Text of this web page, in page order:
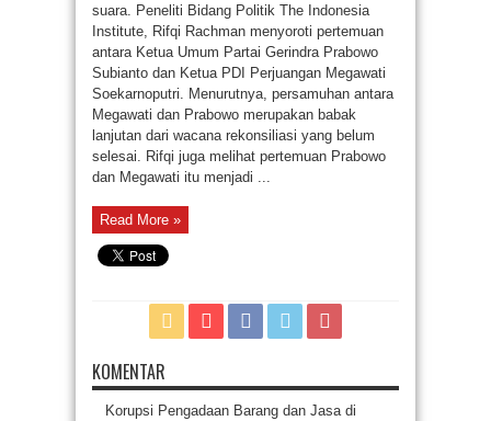
suara. Peneliti Bidang Politik The Indonesia
Institute, Rifqi Rachman menyoroti pertemuan
antara Ketua Umum Partai Gerindra Prabowo
Subianto dan Ketua PDI Perjuangan Megawati
Soekarnoputri. Menurutnya, persamuhan antara
Megawati dan Prabowo merupakan babak
lanjutan dari wacana rekonsiliasi yang belum
selesai. Rifqi juga melihat pertemuan Prabowo
dan Megawati itu menjadi ...
Read More »
KOMENTAR
Korupsi Pengadaan Barang dan Jasa di